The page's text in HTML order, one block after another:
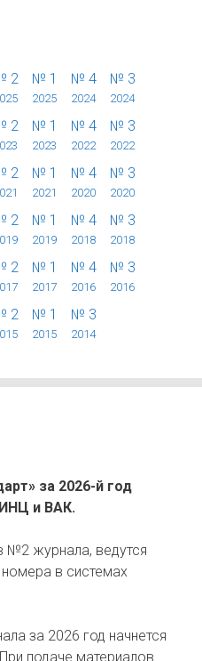
2 № 1
2025
№ 4
2024
№ 3
2024
2 № 1
2023
№ 4
2022
№ 3
2022
2 № 1
2021
№ 4
2020
№ 3
2020
2 № 1
2019
№ 4
2018
№ 3
2018
2 № 1
2017
№ 4
2016
№ 3
2016
2 № 1
2015
№ 3
2014
за 2026-й год
и ВАК.
№2 журнала, ведутся
в системах
за 2026 год начнется
подаче материалов